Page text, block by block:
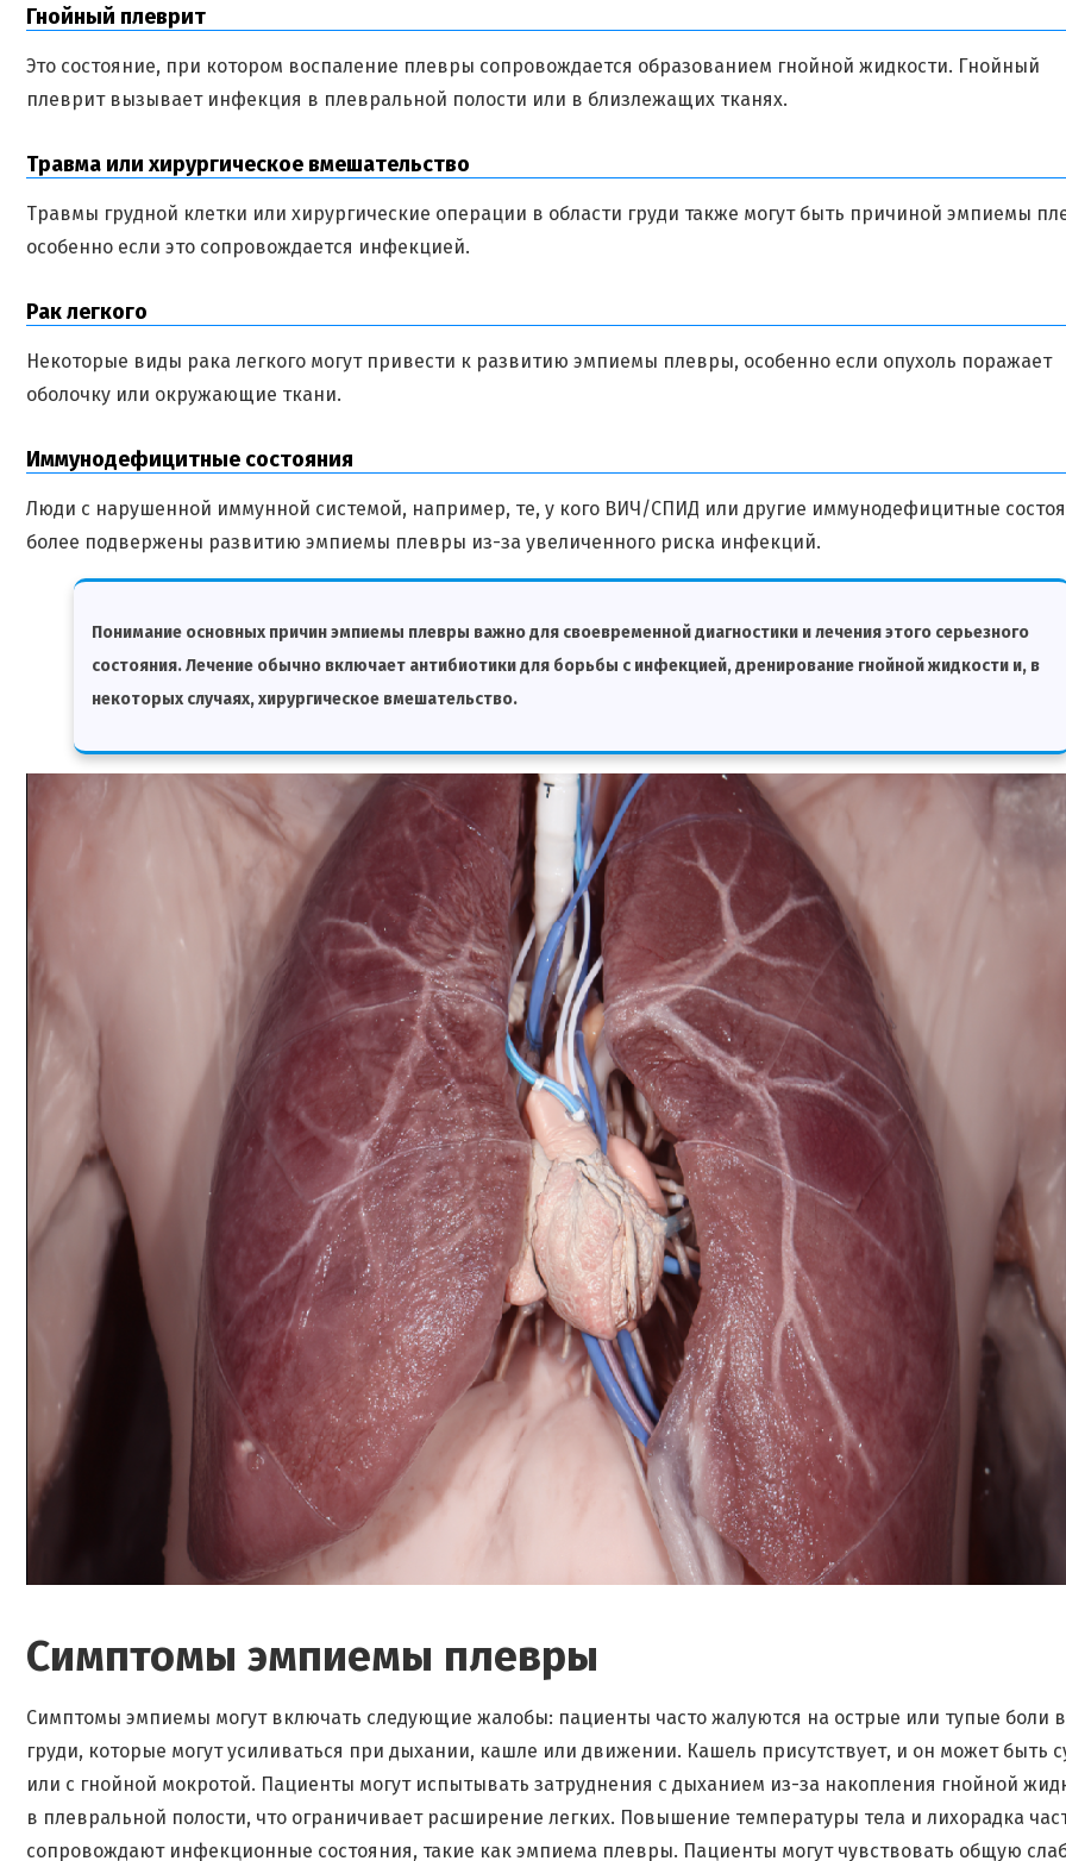
Гнойный плеврит
Это состояние, при котором воспаление плевры сопровождается образованием гнойной жидкости. Гнойный
плеврит вызывает инфекция в плевральной полости или в близлежащих тканях.
Травма или хирургическое вмешательство
Травмы грудной клетки или хирургические операции в области груди также могут быть причиной эмпиемы
особенно если это сопровождается инфекцией.
Рак легкого
Некоторые виды рака легкого могут привести к развитию эмпиемы плевры, особенно если опухоль поражает
оболочку или окружающие ткани.
Иммунодефицитные состояния
Люди с нарушенной иммунной системой, например, те, у кого ВИЧ/СПИД или другие иммунодефицитные
более подвержены развитию эмпиемы плевры из-за увеличенного риска инфекций.
Понимание основных причин эмпиемы плевры важно для своевременной диагностики и лечения этого серьезного
состояния. Лечение обычно включает антибиотики для борьбы с инфекцией, дренирование гнойной жидкости и, в
некоторых случаях, хирургическое вмешательство.
Симптомы эмпиемы плевры
Симптомы эмпиемы могут включать следующие жалобы: пациенты часто жалуются на острые или тупые боли в
груди, которые могут усиливаться при дыхании, кашле или движении. Кашель присутствует, и он может быть
или с гнойной мокротой. Пациенты могут испытывать затруднения с дыханием из-за накопления гнойной
в плевральной полости, что ограничивает расширение легких. Повышение температуры тела и лихорадка
сопровождают инфекционные состояния, такие как эмпиема плевры. Пациенты могут чувствовать общую